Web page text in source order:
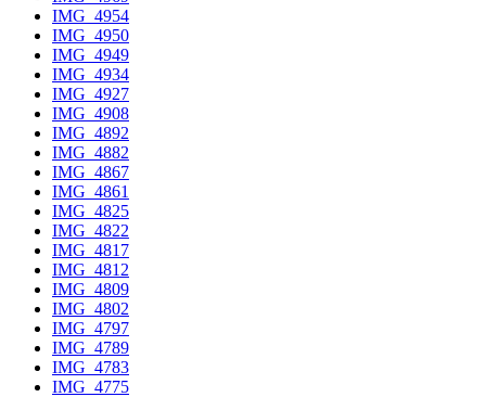
IMG_4954
IMG_4950
IMG_4949
IMG_4934
IMG_4927
IMG_4908
IMG_4892
IMG_4882
IMG_4867
IMG_4861
IMG_4825
IMG_4822
IMG_4817
IMG_4812
IMG_4809
IMG_4802
IMG_4797
IMG_4789
IMG_4783
IMG_4775